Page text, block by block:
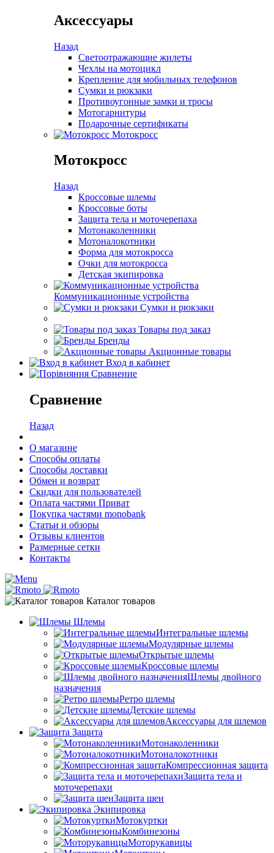
Аксессуары
Назад
Светоотражающие жилеты
Чехлы на мотоцикл
Крепление для мобильных телефонов
Сумки и рюкзаки
Противоугонные замки и тросы
Мотогарнитуры
Подарочные сертификаты
Мотокросс
Мотокросс
Назад
Кроссовые шлемы
Кроссовые боты
Защита тела и моточерепаха
Мотонаколенники
Мотоналокотники
Форма для мотокросса
Очки для мотокросса
Детская экипировка
Коммуникационные устройства
Сумки и рюкзаки
Товары под заказ
Бренды
Акционные товары
Вход в кабинет
Сравнение
Сравнение
Назад
О магазине
Способы оплаты
Способы доставки
Обмен и возврат
Скидки для пользователей
Оплата частями Приват
Покупка частями monobank
Статьи и обзоры
Отзывы клиентов
Размерные сетки
Контакты
Каталог товаров
Шлемы
Интегральные шлемы
Модулярные шлемы
Открытые шлемы
Кроссовые шлемы
Шлемы двойного
назначения
Ретро шлемы
Детские шлемы
Аксессуары для шлемов
Защита
Мотонаколенники
Мотоналокотники
Компрессионная защита
Защита тела и
моточерепахи
Защита шеи
Экипировка
Мотокуртки
Комбинезоны
Моторукавицы